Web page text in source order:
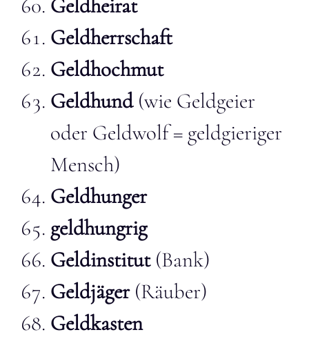
Geldheirat
Geldherrschaft
Geldhochmut
Geldhund(wie Geldgeier
oder Geldwolf = geldgieriger
Mensch)
Geldhunger
geldhungrig
Geldinstitut(Bank)
Geldjäger(Räuber)
Geldkasten